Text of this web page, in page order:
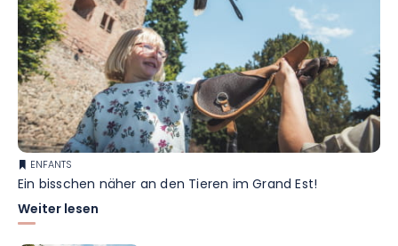
ENFANTS
Ein bisschen näher an den Tieren im Grand Est!
Weiter lesen